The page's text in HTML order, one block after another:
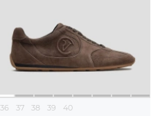
36 37 38 39 40